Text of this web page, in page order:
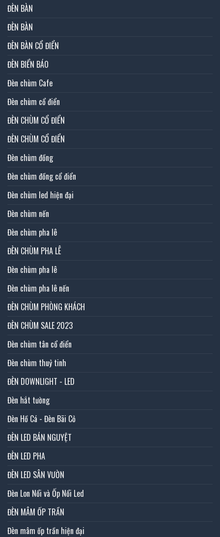
ĐÈN BÀN
ĐÈN BÀN
ĐÈN BÀN CỔ ĐIỂN
ĐÈN BIỂN BÁO
Đèn chùm Cafe
Đèn chùm cổ điển
ĐÈN CHÙM CỔ ĐIỂN
ĐÈN CHÙM CỔ ĐIỂN
Đèn chùm đồng
Đèn chùm đồng cổ điển
Đèn chùm led hiện đại
Đèn chùm nến
Đèn chùm pha lê
ĐÈN CHÙM PHA LÊ
Đèn chùm pha lê
Đèn chùm pha lê nến
ĐÈN CHÙM PHÒNG KHÁCH
ĐÈN CHÙM SALE 2023
Đèn chùm tân cổ điển
Đèn chùm thuỷ tinh
ĐÈN DOWNLIGHT - LED
Đèn hắt tường
Đèn Hồ Cá - Đèn Bãi Cỏ
ĐÈN LED BÁN NGUYỆT
ĐÈN LED PHA
ĐÈN LED SÂN VƯỜN
Đèn Lon Nổi và Ốp Nổi Led
ĐÈN MÂM ỐP TRẦN
Đèn mâm ốp trần hiện đại